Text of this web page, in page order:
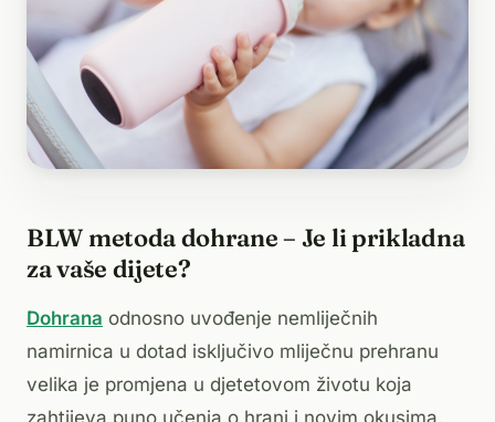
BLW metoda dohrane – Je li prikladna
za vaše dijete?
Dohrana odnosno uvođenje nemliječnih
namirnica u dotad isključivo mliječnu prehranu
velika je promjena u djetetovom životu koja
zahtijeva puno učenja o hrani i novim okusima.